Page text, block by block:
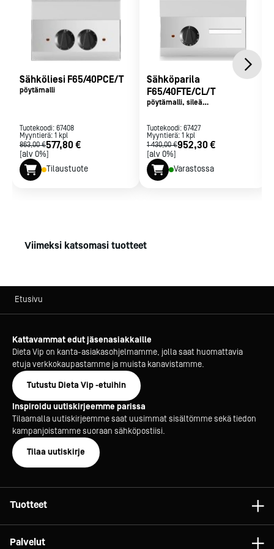
voidaan liittää saumattomasti yhteen lisävarusteena
saatavilla asennuslistoilla. Asennuslistoilla linjastoon
saadaan yhtenäinen ja siisti yleisilme. Asennuslistat
puhdistamista,sillä laitteiden väliin ei jää likaa kerääviä
Vakiotoimitus ei sisällä voimavirtajohtoa ja 3-vaihe
pistotulppaa
Lisävarusteena saatavana asennuslista.
Sähköliesi F65/40PCE/T
pöytämalli
Tuotekoodi: 67408
Myyntierä: 1 kpl
863,00 €577,80 €
[alv 0%]
Tilaustuote
Sähköparila
F65/40FTE/CL/T
pöytämalli, sileä
Tuotekoodi: 67427
Myyntierä: 1 kpl
1 430,00 €952,30 €
[alv 0%]
Varastossa
Viimeksi katsomasi tuotteet
Etusivu
Kattavammat edut jäsenasiakkaille
Dieta Vip on kanta-asiakasohjelmamme, jolla saat huomattavia
etuja verkkokaupastamme ja muista kanavistamme.
Tutustu Dieta Vip -etuihin
Inspiroidu uutiskirjeemme parissa
Tilaamalla uutiskirjeemme saat uusimmat sisältömme sekä tiedon
kampanjoistamme suoraan sähköpostiisi.
Tilaa uutiskirje
Tuotteet
Palvelut